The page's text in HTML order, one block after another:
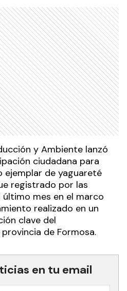
y Ambiente lanzó
ciudadana para
ejemplar de yaguareté
registrado por las
mes en el marco
realizado en un
clave del
de Formosa.
en tu email